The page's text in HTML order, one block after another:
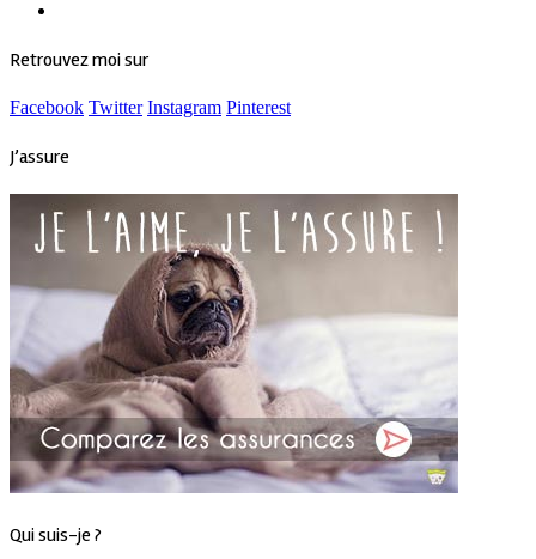
Retrouvez moi sur
Facebook Twitter Instagram Pinterest
J’assure
Qui suis-je ?